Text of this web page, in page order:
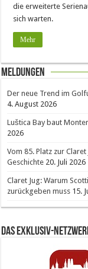
die erweiterte
sich warten.
Mehr
Meldungen
Der neue Trend im
4. August 2026
Luštica Bay baut
2026
Vom 85. Platz zur
Geschichte 20. Juli 2026
Claret Jug: Warum
zurückgeben muss 15.
Das Exklusiv-